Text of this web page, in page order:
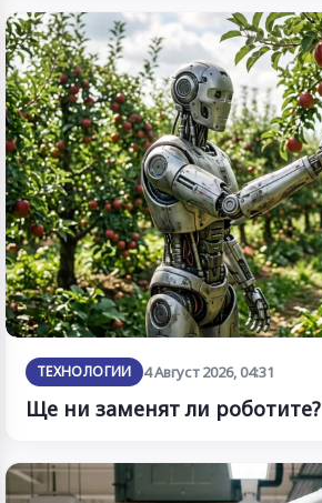
ТЕХНОЛОГИИ 4 Август 2026, 04:31
Ще ни заменят ли роботите?